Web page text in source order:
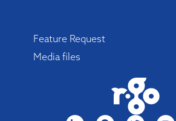
Feature Request
Media files